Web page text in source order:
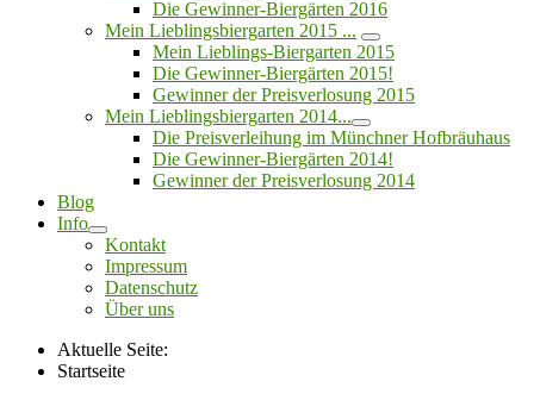
Die Gewinner-Biergärten 2016
Mein Lieblingsbiergarten 2015 ...
Mein Lieblings-Biergarten 2015
Die Gewinner-Biergärten 2015!
Gewinner der Preisverlosung 2015
Mein Lieblingsbiergarten 2014...
Die Preisverleihung im Münchner Hofbräuhaus
Die Gewinner-Biergärten 2014!
Gewinner der Preisverlosung 2014
Blog
Info
Kontakt
Impressum
Datenschutz
Über uns
Aktuelle Seite:
Startseite